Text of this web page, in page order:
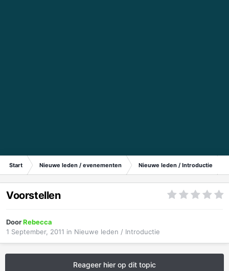
Start Nieuwe leden / evenementen Nieuwe leden / Introductie
Voorstellen
DoorRebecca
1 September, 2011 in Nieuwe leden / Introductie
Reageer hier op dit topic